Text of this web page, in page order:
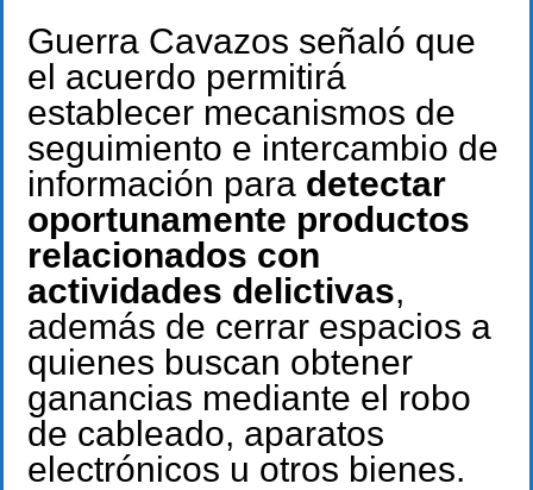
Guerra Cavazos señaló que
el acuerdo permitirá
establecer mecanismos de
seguimiento e intercambio de
información para detectar
oportunamente productos
relacionados con
actividades delictivas,
además de cerrar espacios a
quienes buscan obtener
ganancias mediante el robo
de cableado, aparatos
electrónicos u otros bienes.